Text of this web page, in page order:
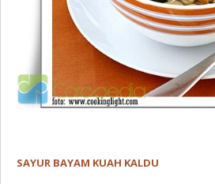
SAYUR BAYAM KUAH KALDU